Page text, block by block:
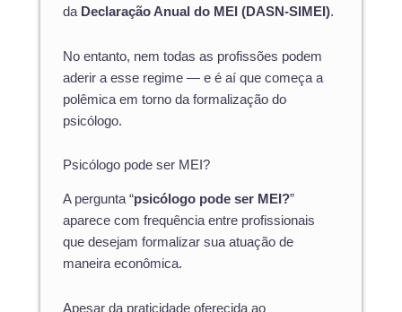
da Declaração Anual do MEI (DASN-SIMEI).
No entanto, nem todas as profissões podem
aderir a esse regime — e é aí que começa a
polêmica em torno da formalização do
psicólogo.
Psicólogo pode ser MEI?
A pergunta “psicólogo pode ser MEI?”
aparece com frequência entre profissionais
que desejam formalizar sua atuação de
maneira econômica.
Apesar da praticidade oferecida ao